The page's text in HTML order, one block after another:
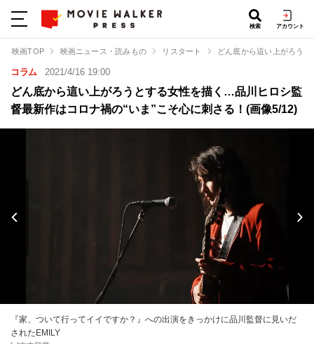
検索 アカウント
映画TOP 映画ニュース・読みもの リスタート どん底から這い上がろう
コラム 2021/4/16 19:00
どん底から這い上がろうとする女性を描く…品川ヒロシ監
督最新作はコロナ禍の“いま”こそ心に刺さる！(画像5/12)
『家、ついて行ってイイですか？』への出演をきっかけに品川監督に見いだ
されたEMILY